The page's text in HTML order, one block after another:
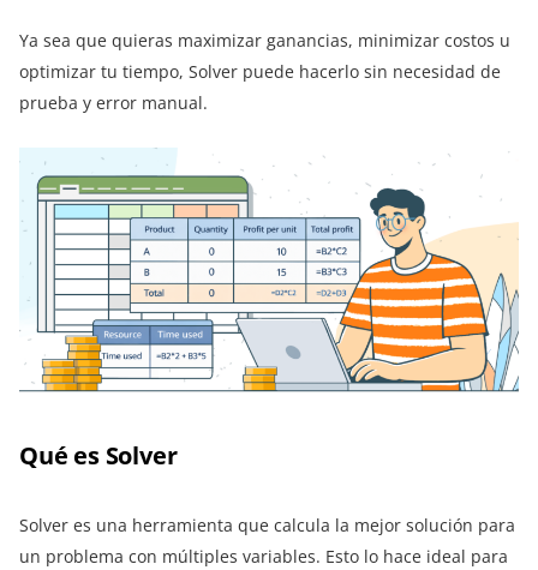
Ya sea que quieras maximizar ganancias, minimizar costos u
optimizar tu tiempo, Solver puede hacerlo sin necesidad de
prueba y error manual.
Qué es Solver
Solver es una herramienta que calcula la mejor solución para
un problema con múltiples variables. Esto lo hace ideal para